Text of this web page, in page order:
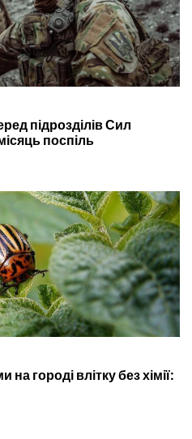
підрозділів Сил
поспіль
городі влітку без хімії: